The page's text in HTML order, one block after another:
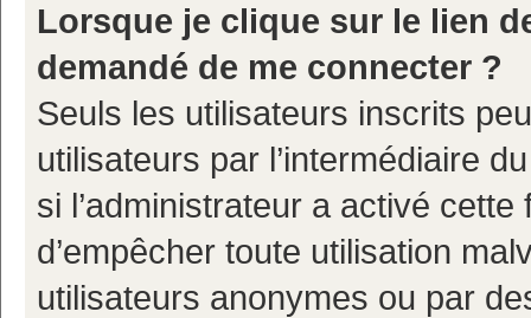
Lorsque je clique sur le lien
demandé de me connecter ?
Seuls les utilisateurs inscrits
utilisateurs par l’intermédiaire
si l’administrateur a activé
d’empêcher toute utilisation
utilisateurs anonymes ou par